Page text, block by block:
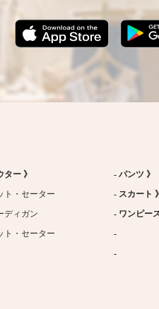
ター 》 パンツ 》
ト・セーター スカート 》
ディガン ワンピー
ト・セーター